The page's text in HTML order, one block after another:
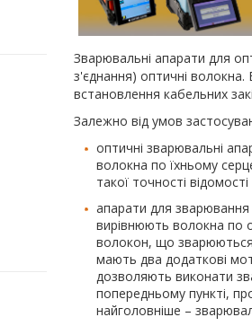
Зварювальні апарати для
з'єднання) оптичні волокна.
встановлення кабельних
Залежно від умов
оптичні зварювальні
волокна по їхньому
такої точності
апарати для
вирівнюють волокна по
волокон, що зварюються
мають два додаткові
дозволяють виконати
попередньому пункті,
найголовніше –